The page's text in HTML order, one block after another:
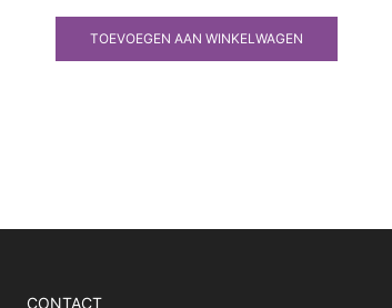
TOEVOEGEN AAN WINKELWAGEN
CONTACT